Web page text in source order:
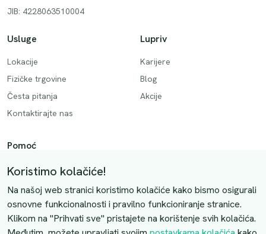
JIB: 4228063510004
Usluge
Lokacije
Fizičke trgovine
Česta pitanja
Kontaktirajte nas
Lupriv
Karijere
Blog
Akcije
Pomoć
Način plaćanja
Dostava
Povrati i otkazivanje
Uslovi kupovine
Koristimo kolačiće!
Na našoj web stranici koristimo kolačiće kako bismo osigurali
osnovne funkcionalnosti i pravilno funkcioniranje stranice.
Klikom na "Prihvati sve" pristajete na korištenje svih kolačića.